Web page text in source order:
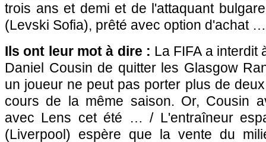
trois ans et demi et de l'attaquant
(Levski Sofia), prêté avec option d'achat
Ils ont leur mot à dire : La FIFA a interdit
Daniel Cousin de quitter les Glasgow
un joueur ne peut pas porter plus de
cours de la même saison. Or, Cousin
avec Lens cet été … / L'entraîneur
(Liverpool) espère que la vente du